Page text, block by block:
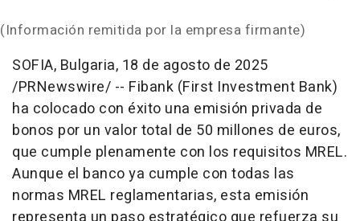
(Información remitida por la empresa firmante)
SOFIA, Bulgaria, 18 de agosto de 2025
/PRNewswire/ -- Fibank (First Investment Bank)
ha colocado con éxito una emisión privada de
bonos por un valor total de 50 millones de euros,
que cumple plenamente con los requisitos MREL.
Aunque el banco ya cumple con todas las
normas MREL reglamentarias, esta emisión